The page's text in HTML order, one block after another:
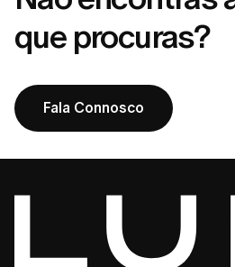
que procuras?
Fala Connosco